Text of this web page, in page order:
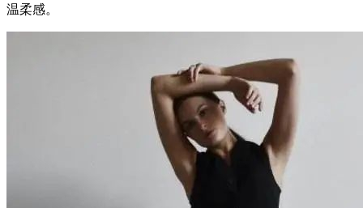
温柔感。